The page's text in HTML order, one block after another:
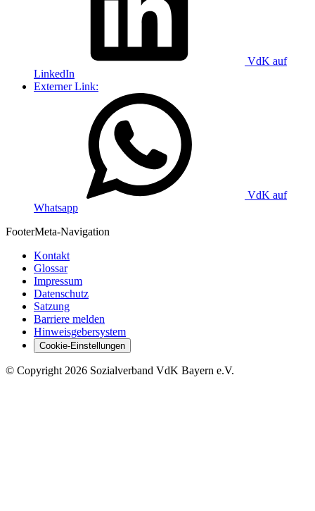
VdK auf
LinkedIn
Externer Link:
VdK auf
Whatsapp
FooterMeta-Navigation
Kontakt
Glossar
Impressum
Datenschutz
Satzung
Barriere melden
Hinweisgebersystem
Cookie-Einstellungen
© Copyright 2026 Sozialverband VdK Bayern e.V.